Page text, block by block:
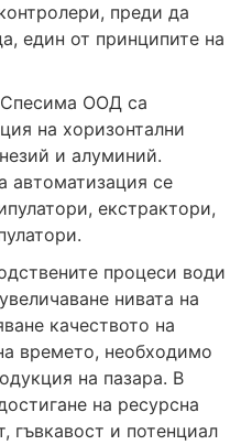
преди да
един от принципите на
Спесима ООД са
на хоризонтални
и алуминий.
автоматизация се
екстрактори,
процеси води
нивата на
качеството на
времето, необходимо
на пазара. В
на ресурсна
гъвкавост и потенциал